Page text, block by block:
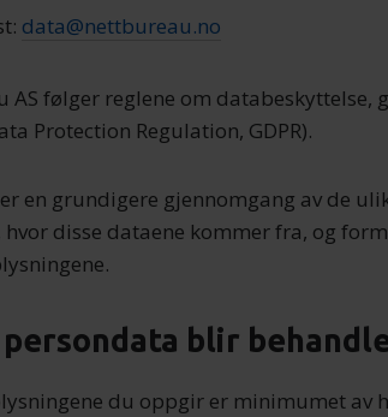
data@nettbureau.no
AS følger reglene om databeskyttelse,
Protection Regulation, GDPR).
en grundigere gjennomgang av de
hvor disse dataene kommer fra, og
blir
du oppgir er minimumet av